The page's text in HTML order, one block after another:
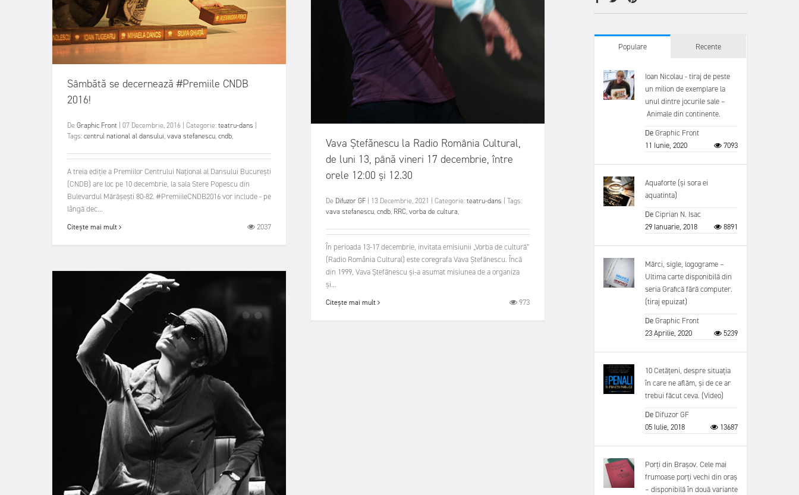
Sâmbătă se decernează #Premiile CNDB
2016!
De Graphic Front 07 Decembrie, 2016 Categorie:teatru-dans
Tags:centrul national al dansului,vava stefanescu,cndb,
A treia ediție a Premiilor Centrului Național al Dansului București
(CNDB) are loc pe 10 decembrie, la sala Stere Popescu din
Bulevardul Mărășești 80-82. #PremiileCNDB2016 vor include - pe
lângă dec...
Citește mai mult 2037
Vava Ştefănescu la Radio România Cultural,
de luni 13, până vineri 17 decembrie, între
orele 12:00 şi 12.30
De Difuzor GF 13 Decembrie, 2021 Categorie:teatru-dans
Tags:
vava stefanescu,cndb, RRC,vorba de cultura,
În perioada 13-17 decembrie, invitata emisiunii „Vorba de cultură”
(Radio România Cultural) este coregrafa Vava Ștefănescu. Încă
din 1999, Vava Ștefănescu și-a asumat misiunea de a organiza
și...
Citește mai mult 973
Populare Recente
Ioan Nicolau - tiraj de peste
un milion de exemplare la
unul dintre jocurile sale –
Animale din continente.
DeGraphic Front
11 Iunie, 2020
7093
Aquaforte (și sora ei
aquatinta)
DeCiprian N. Isac
29 Ianuarie, 2018
8891
Mărci, sigle, logograme –
Ultima carte disponibilă din
seria Grafică fără computer.
(tiraj epuizat)
DeGraphic Front
23 Aprilie, 2020
5239
10 Cetățeni, despre situația
în care ne aflăm, și de ce ar
trebui făcut ceva. (Video)
De Difuzor GF
05 Iulie, 2018
13687
Porți din Brașov. Cele mai
frumoase porți vechi din oraș
– disponibilă în două variante